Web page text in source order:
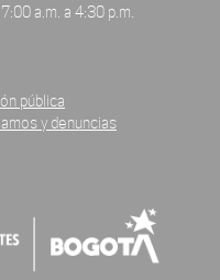
a.m. a 4:30 p.m.
pública
y denuncias